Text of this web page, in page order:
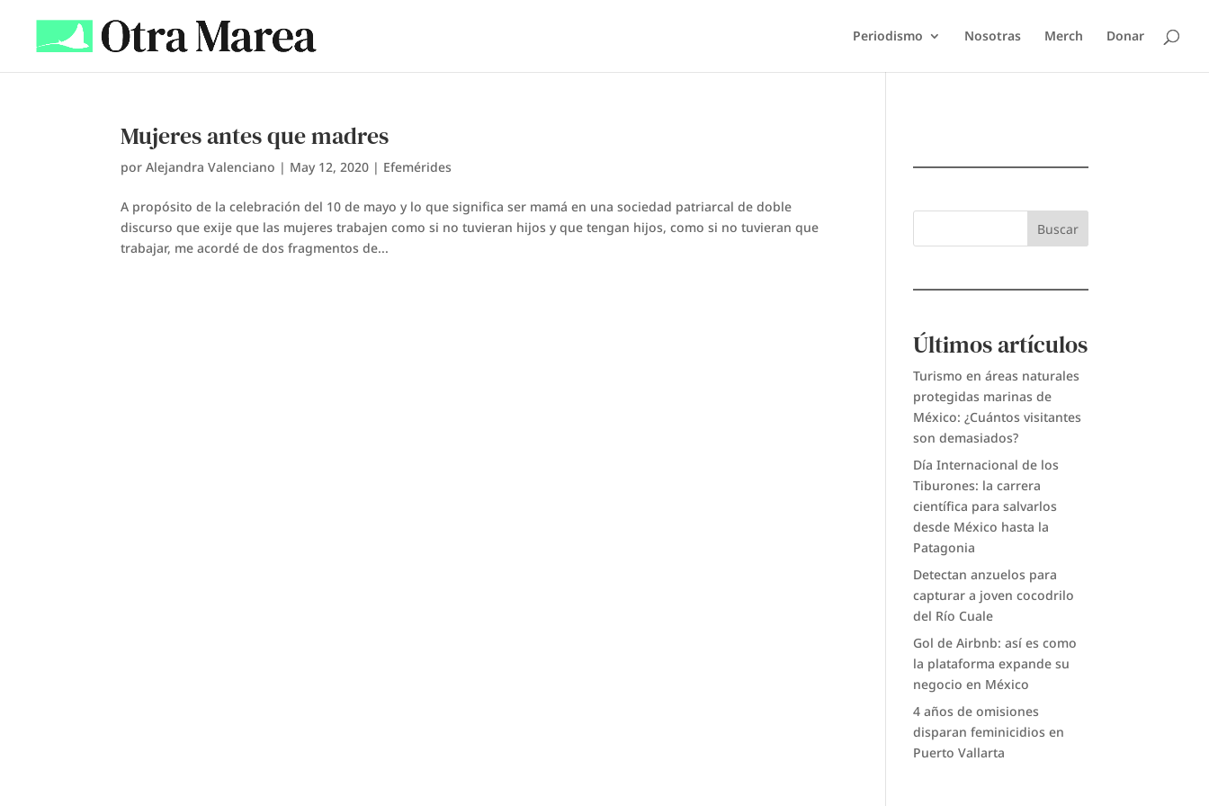
Periodismo Nosotras Merch Donar
Mujeres antes que madres
porAlejandra Valenciano | May 12, 2020 | Efemérides
A propósito de la celebración del 10 de mayo y lo que significa ser mamá en una sociedad patriarcal de doble
discurso que exije que las mujeres trabajen como si no tuvieran hijos y que tengan hijos, como si no tuvieran que
trabajar, me acordé de dos fragmentos de...
Buscar
Últimos artículos
Turismo en áreas naturales
protegidas marinas de
México: ¿Cuántos visitantes
son demasiados?
Día Internacional de los
Tiburones: la carrera
científica para salvarlos
desde México hasta la
Patagonia
Detectan anzuelos para
capturar a joven cocodrilo
del Río Cuale
Gol de Airbnb: así es como
la plataforma expande su
negocio en México
4 años de omisiones
disparan feminicidios en
Puerto Vallarta